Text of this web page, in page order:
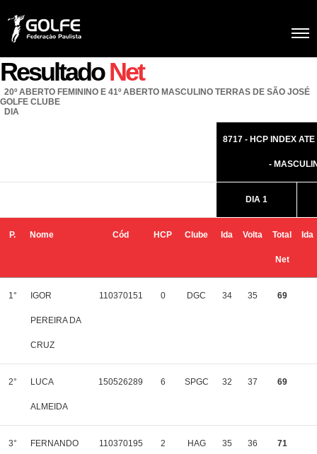
ResultadoNet
20º ABERTO FEMININO E 41º ABERTO MASCULINO TERRAS DE SÃO JOSÉ
GOLFE CLUBE
DIA
8717 - HCP INDEX
-
DIA 1
P. Nome Cód HCP Clube Ida Volta Total
Net
Ida
1° IGOR
PEREIRA DA
CRUZ
110370151 0 DGC 34 35 69
2° LUCA
ALMEIDA
150526289 6 SPGC 32 37 69
3° FERNANDO 110370195 2 HAG 35 36 71